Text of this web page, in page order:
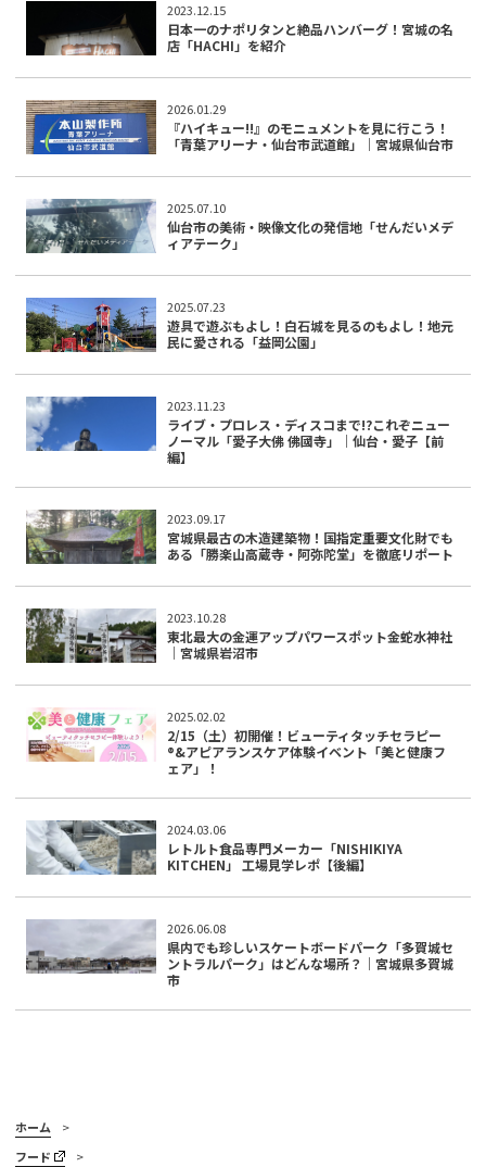
2023.12.15
日本一のナポリタンと絶品ハンバーグ！宮城の名
店「HACHI」を紹介
2026.01.29
『ハイキュー!!』のモニュメントを見に行こう！
「青葉アリーナ・仙台市武道館」｜宮城県仙台市
2025.07.10
仙台市の美術・映像文化の発信地「せんだいメデ
ィアテーク」
2025.07.23
遊具で遊ぶもよし！白石城を見るのもよし！地元
民に愛される「益岡公園」
2023.11.23
ライブ・プロレス・ディスコまで!?これぞニュー
ノーマル「愛子大佛 佛國寺」｜仙台・愛子【前
編】
2023.09.17
宮城県最古の木造建築物！国指定重要文化財でも
ある「勝楽山高蔵寺・阿弥陀堂」を徹底リポート
2023.10.28
東北最大の金運アップパワースポット金蛇水神社
｜宮城県岩沼市
2025.02.02
2/15（土）初開催！ビューティタッチセラピー
®&アピアランスケア体験イベント「美と健康フ
ェア」！
2024.03.06
レトルト食品専門メーカー「NISHIKIYA
KITCHEN」 工場見学レポ【後編】
2026.06.08
県内でも珍しいスケートボードパーク「多賀城セ
ントラルパーク」はどんな場所？｜宮城県多賀城
市
ホーム
フード